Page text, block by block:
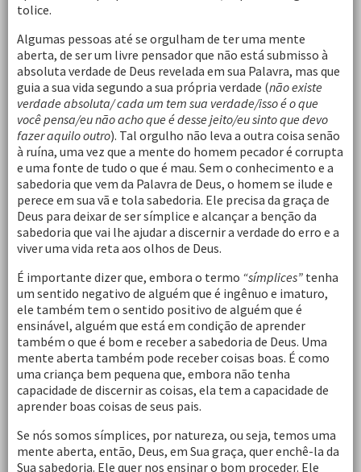
tolice.
Algumas pessoas até se orgulham de ter uma mente
aberta, de ser um livre pensador que não está submisso à
absoluta verdade de Deus revelada em sua Palavra, mas que
guia a sua vida segundo a sua própria verdade (não existe
verdade absoluta/ cada um tem sua verdade/isso é o que
você pensa/eu não acho que é desse jeito/eu sinto que devo
fazer aquilo outro). Tal orgulho não leva a outra coisa senão
à ruína, uma vez que a mente do homem pecador é corrupta
e uma fonte de tudo o que é mau. Sem o conhecimento e a
sabedoria que vem da Palavra de Deus, o homem se ilude e
perece em sua vã e tola sabedoria. Ele precisa da graça de
Deus para deixar de ser símplice e alcançar a benção da
sabedoria que vai lhe ajudar a discernir a verdade do erro e a
viver uma vida reta aos olhos de Deus.
É importante dizer que, embora o termo “símplices” tenha
um sentido negativo de alguém que é ingênuo e imaturo,
ele também tem o sentido positivo de alguém que é
ensinável, alguém que está em condição de aprender
também o que é bom e receber a sabedoria de Deus. Uma
mente aberta também pode receber coisas boas. É como
uma criança bem pequena que, embora não tenha
capacidade de discernir as coisas, ela tem a capacidade de
aprender boas coisas de seus pais.
Se nós somos símplices, por natureza, ou seja, temos uma
mente aberta, então, Deus, em Sua graça, quer enchê-la da
Sua sabedoria. Ele quer nos ensinar o bom proceder. Ele